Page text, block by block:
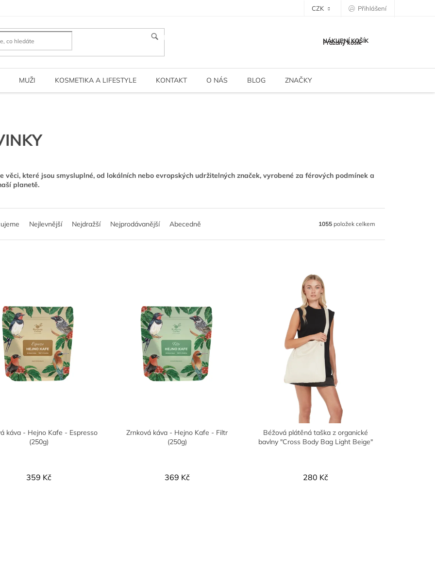
CZK Přihlášení
HLEDAT NÁKUPNÍ KOŠÍK
Prázdný košík
MUŽI KOSMETIKA A LIFESTYLE KONTAKT O NÁS BLOG ZNAČKY
věci, které jsou smysluplné, od lokálních nebo evropských udržitelných značek, vyrobené za férových podmínek a
planetě.
Nejlevnější Nejdražší Nejprodávanější Abecedně 1055 položek celkem
káva - Hejno Kafe - Espresso
(250g)
359 Kč
Zrnková káva - Hejno Kafe - Filtr
(250g)
369 Kč
Béžová plátěná taška z organické
bavlny "Cross Body Bag Light Beige"
280 Kč